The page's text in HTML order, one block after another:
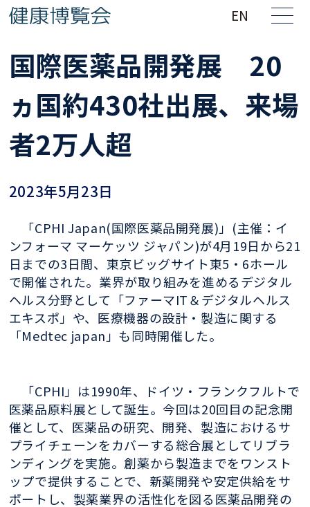
EN
国際医薬品開発展 20
ヵ国約430社出展、来場
者2万人超
2023年5月23日
「CPHI Japan(国際医薬品開発展)」(主催：イ
ンフォーマ マーケッツ ジャパン)が4月19日から21
日までの3日間、東京ビッグサイト東5・6ホール
で開催された。業界が取り組みを進めるデジタル
ヘルス分野として「ファーマIT＆デジタルヘルス
エキスポ」や、医療機器の設計・製造に関する
「Medtec japan」も同時開催した。
「CPHI」は1990年、ドイツ・フランクフルトで
医薬品原料展として誕生。今回は20回目の記念開
催として、医薬品の研究、開発、製造におけるサ
プライチェーンをカバーする総合展としてリブラ
ンディングを実施。創薬から製造までをワンスト
ップで提供することで、新薬開発や安定供給をサ
ポートし、製薬業界の活性化を図る医薬品開発の